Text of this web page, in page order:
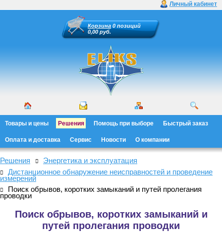
Личный кабинет
Корзина 0 позиций
0,00 руб.
Товары и цены Решения Помощь при выборе Быстрый заказ
Оплата и доставка Сервис Новости О компании
Решения
Энергетика и эксплуатация
Дистанционное обнаружение неисправностей и проведение
измерений
Поиск обрывов, коротких замыканий и путей пролегания
проводки
Поиск обрывов, коротких замыканий и
путей пролегания проводки